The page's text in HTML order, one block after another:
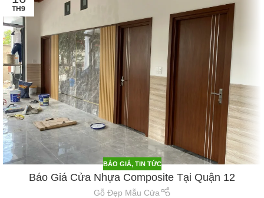
TH9
BÁO GIÁ, TIN TỨC
Báo Giá Cửa Nhựa Composite Tại Quận 12
Gỗ Đẹp Mẫu Cửa